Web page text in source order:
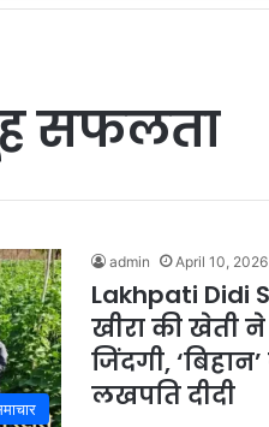
सफलता
admin April 10, 2026
Lakhpati Didi
खीरा की खेती
जिंदगी,
लखपति दीदी